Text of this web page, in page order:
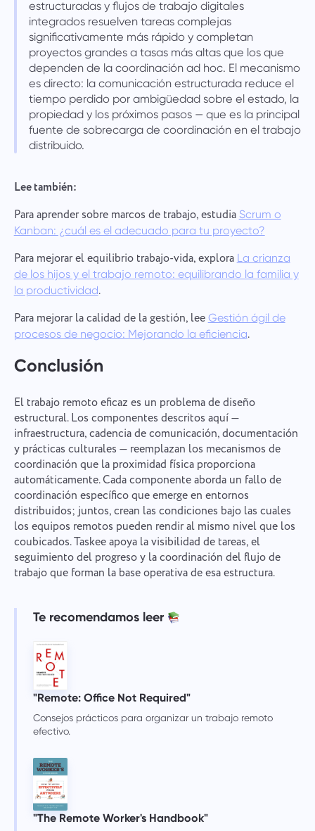
estructuradas y flujos de trabajo digitales
integrados resuelven tareas complejas
significativamente más rápido y completan
proyectos grandes a tasas más altas que los que
dependen de la coordinación ad hoc. El mecanismo
es directo: la comunicación estructurada reduce el
tiempo perdido por ambigüedad sobre el estado, la
propiedad y los próximos pasos — que es la principal
fuente de sobrecarga de coordinación en el trabajo
distribuido.
Lee también:
Para aprender sobre marcos de trabajo, estudiaScrum o
Kanban: ¿cuál es el adecuado para tu proyecto?
Para mejorar el equilibrio trabajo-vida, exploraLa crianza
de los hijos y el trabajo remoto: equilibrando la familia y
la productividad.
Para mejorar la calidad de la gestión, leeGestión ágil de
procesos de negocio: Mejorando la eficiencia.
Conclusión
El trabajo remoto eficaz es un problema de diseño
estructural. Los componentes descritos aquí —
infraestructura, cadencia de comunicación, documentación
y prácticas culturales — reemplazan los mecanismos de
coordinación que la proximidad física proporciona
automáticamente. Cada componente aborda un fallo de
coordinación específico que emerge en entornos
distribuidos; juntos, crean las condiciones bajo las cuales
los equipos remotos pueden rendir al mismo nivel que los
coubicados. Taskee apoya la visibilidad de tareas, el
seguimiento del progreso y la coordinación del flujo de
trabajo que forman la base operativa de esa estructura.
Te recomendamos leer
"Remote: Office Not Required"
Consejos prácticos para organizar un trabajo remoto
efectivo.
"The Remote Worker's Handbook"